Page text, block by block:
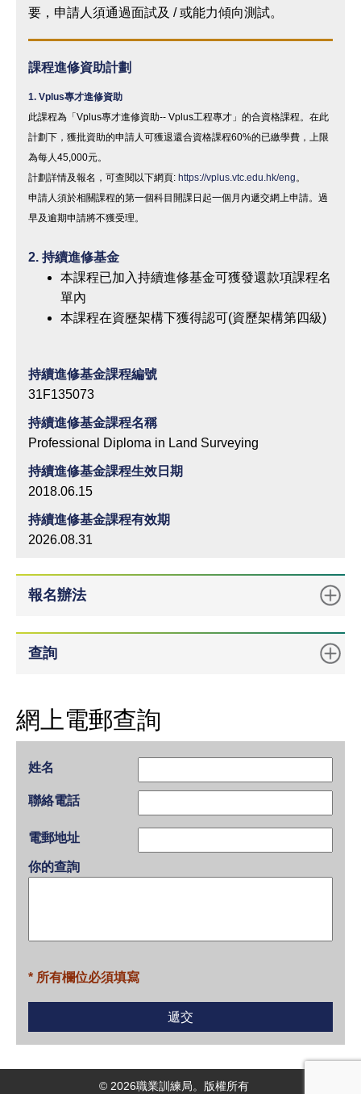
要，申請人須通過面試及 / 或能力傾向測試。
課程進修資助計劃
1. Vplus專才進修資助
此課程為「 Vplus專才進修資助-- Vplus工程專才」的合資格課程。在此
計劃下，獲批資助的申請人可獲退還合資格課程60%的已繳學費，上限
為每人45,000元。
計劃詳情及報名，可查閱以下網頁: https://vplus.vtc.edu.hk/eng。
申請人須於相關課程的第一個科目開課日起一個月內遞交網上申請。過
早及逾期申請將不獲受理。
2. 持續進修基金
本課程已加入持續進修基金可獲發還款項課程名
單內
本課程在資歷架構下獲得認可(資歷架構第四級)
持續進修基金課程編號
31F135073
持續進修基金課程名稱
Professional Diploma in Land Surveying
持續進修基金課程生效日期
2018.06.15
持續進修基金課程有效期
2026.08.31
報名辦法
查詢
網上電郵查詢
姓名
聯絡電話
電郵地址
你的查詢
* 所有欄位必須填寫
© 2026職業訓練局。版權所有